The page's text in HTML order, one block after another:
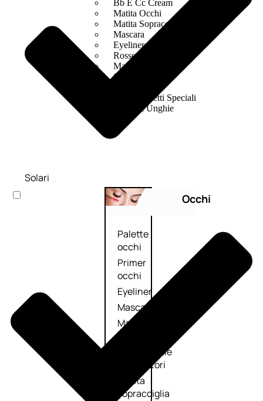
Bb E Cc Cream
Matita Occhi
Matita Sopracciglia
Mascara
Eyeliner
Rossetto
Matita Labbra
Gloss
Smalto Effetti Speciali
Solventi Unghie
Occhi
Palette
occhi
Primer
occhi
Eyeliner
Mascara
Matita
occhi
Antiocchiaie
e correttori
Matita
sopracciglia
Solari